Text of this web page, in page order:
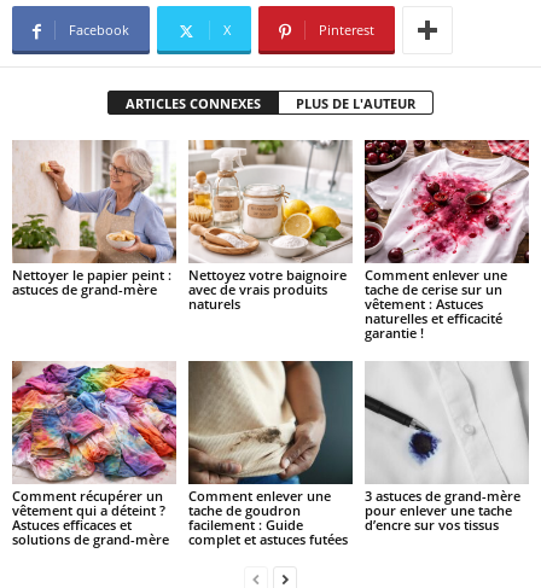
Facebook X Pinterest
ARTICLES CONNEXES PLUS DE L'AUTEUR
Nettoyer le papier peint :
astuces de grand-mère
Nettoyez votre baignoire
avec de vrais produits
naturels
Comment enlever une
tache de cerise sur un
vêtement : Astuces
naturelles et efficacité
garantie !
Comment récupérer un
vêtement qui a déteint ?
Astuces efficaces et
solutions de grand-mère
Comment enlever une
tache de goudron
facilement : Guide
complet et astuces futées
3 astuces de grand-mère
pour enlever une tache
d’encre sur vos tissus